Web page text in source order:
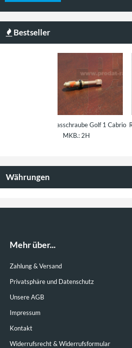
Bestseller
Golf 1 Cabrio Reparatursatz für
Golf 1 OE:
Währungen
Mehr über...
Zahlung & Versand
Privatsphäre und Datenschutz
Unsere AGB
Impressum
Kontakt
Widerrufsrecht & Widerrufsformular